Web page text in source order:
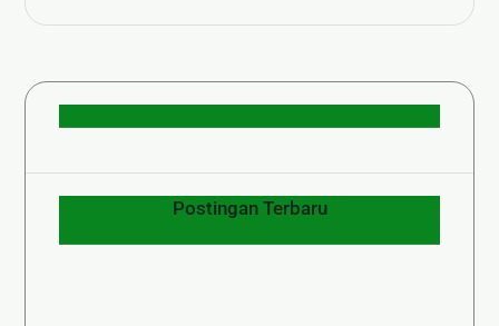
Postingan Terbaru